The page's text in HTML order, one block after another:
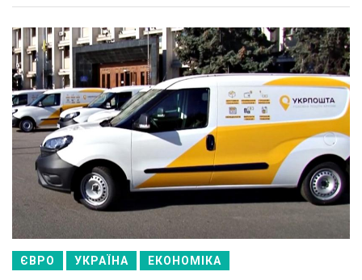
ЄВРО УКРАЇНА ЕКОНОМІКА